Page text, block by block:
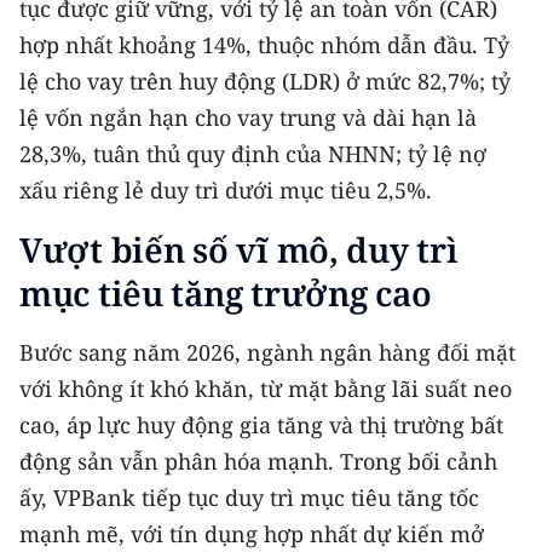
tục được giữ vững, với tỷ lệ an toàn vốn (CAR)
hợp nhất khoảng 14%, thuộc nhóm dẫn đầu. Tỷ
lệ cho vay trên huy động (LDR) ở mức 82,7%; tỷ
lệ vốn ngắn hạn cho vay trung và dài hạn là
28,3%, tuân thủ quy định của NHNN; tỷ lệ nợ
xấu riêng lẻ duy trì dưới mục tiêu 2,5%.
Vượt biến số vĩ mô, duy trì
mục tiêu tăng trưởng cao
Bước sang năm 2026, ngành ngân hàng đối mặt
với không ít khó khăn, từ mặt bằng lãi suất neo
cao, áp lực huy động gia tăng và thị trường bất
động sản vẫn phân hóa mạnh. Trong bối cảnh
ấy, VPBank tiếp tục duy trì mục tiêu tăng tốc
mạnh mẽ, với tín dụng hợp nhất dự kiến mở